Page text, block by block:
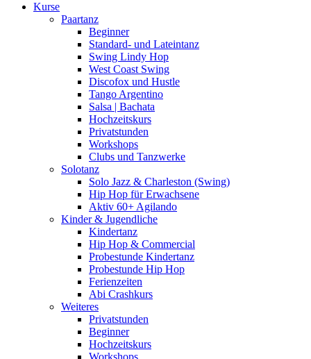
Kurse
Paartanz
Beginner
Standard- und Lateintanz
Swing Lindy Hop
West Coast Swing
Discofox und Hustle
Tango Argentino
Salsa | Bachata
Hochzeitskurs
Privatstunden
Workshops
Clubs und Tanzwerke
Solotanz
Solo Jazz & Charleston (Swing)
Hip Hop für Erwachsene
Aktiv 60+ Agilando
Kinder & Jugendliche
Kindertanz
Hip Hop & Commercial
Probestunde Kindertanz
Probestunde Hip Hop
Ferienzeiten
Abi Crashkurs
Weiteres
Privatstunden
Beginner
Hochzeitskurs
Workshops